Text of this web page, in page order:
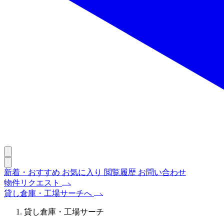
新着・おすすめ お気に入り 閲覧履歴 お問い合わせ
物件リクエスト
貸し倉庫・工場サーチへ
貸し倉庫・工場サーチ